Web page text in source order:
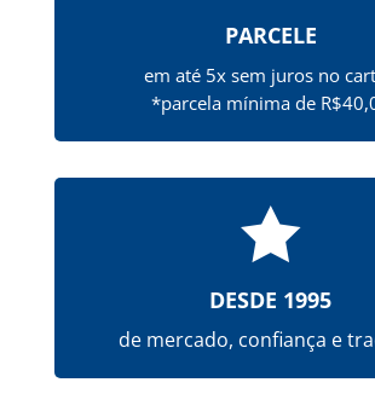
PARCELE
em até 5x sem juros no
*parcela mínima de

DESDE 1995
de mercado, confiança e